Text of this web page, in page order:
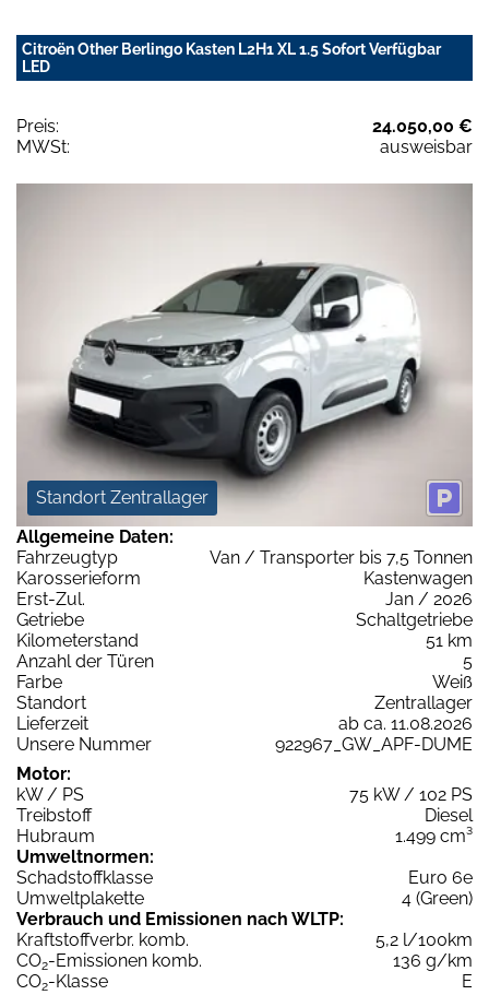
Citroën Other Berlingo Kasten L2H1 XL 1.5 Sofort Verfügbar
LED
Preis:
24.050,00 €
MWSt:
ausweisbar
Standort Zentrallager
Allgemeine Daten:
Fahrzeugtyp
Van / Transporter bis 7,5 Tonnen
Karosserieform
Kastenwagen
Erst-Zul.
Jan / 2026
Getriebe
Schaltgetriebe
Kilometerstand
51 km
Anzahl der Türen
5
Farbe
Weiß
Standort
Zentrallager
Lieferzeit
ab ca. 11.08.2026
Unsere Nummer
922967_GW_APF-DUME
Motor:
kW / PS
75 kW / 102 PS
Treibstoff
Diesel
Hubraum
1.499 cm³
Umweltnormen:
Schadstoffklasse
Euro 6e
Umweltplakette
4 (Green)
Verbrauch und Emissionen nach WLTP:
Kraftstoffverbr. komb.
5,2 l/100km
CO2-Emissionen komb.
136 g/km
CO2-Klasse
E